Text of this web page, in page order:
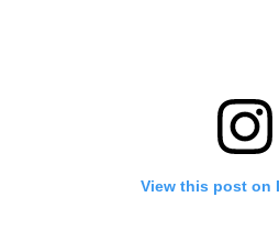
View this post on